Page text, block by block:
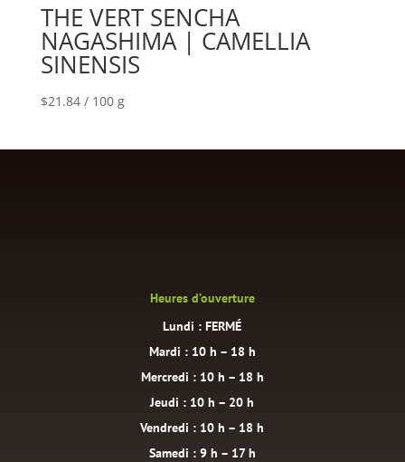
THE VERT SENCHA
NAGASHIMA | CAMELLIA
SINENSIS
$21.84 / 100 g
Heures d’ouverture
Lundi : FERMÉ
Mardi : 10 h – 18 h
Mercredi : 10 h – 18 h
Jeudi : 10 h – 20 h
Vendredi : 10 h – 18 h
Samedi : 9 h – 17 h